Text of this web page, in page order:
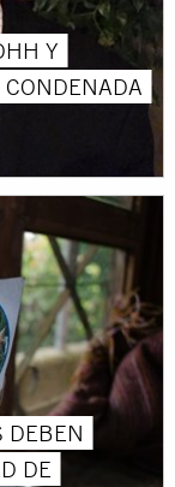
Y
CONDENADA
DEBEN
DE